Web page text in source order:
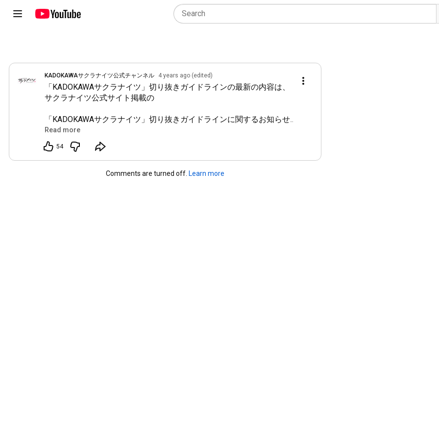
KADOKAWAサクラナイツ公式チャンネル 4 years ago (edited)
「KADOKAWAサクラナイツ」切り抜きガイドラインの最新の内容は、
サクラナイツ公式サイト掲載の
https://sakuraknights.com/articles/ne...
をご確認ください。
───────────
ガイドライン制定・提供／お問い合わせ：株式会社KADOKAWA
csp-info@ml.kadokawa.jp
Read more
54
Comments are turned off. Learn more